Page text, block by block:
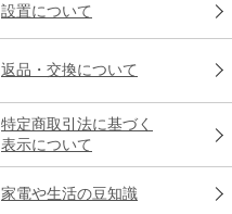
設置について
返品・交換について
特定商取引法に基づく
表示について
家電や生活の豆知識